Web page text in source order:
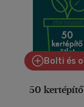
Bolti és
50